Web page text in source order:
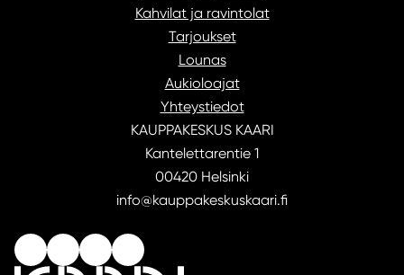
Kahvilat ja ravintolat
Tarjoukset
Lounas
Aukioloajat
Yhteystiedot
KAUPPAKESKUS KAARI
Kantelettarentie 1
00420 Helsinki
info@kauppakeskuskaari.fi